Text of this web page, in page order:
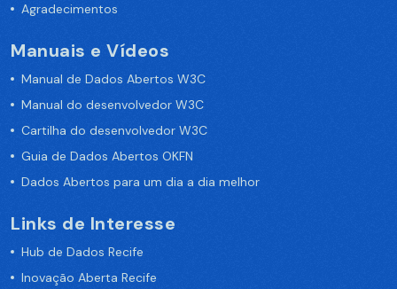
Agradecimentos
Manuais e Vídeos
Manual de Dados Abertos W3C
Manual do desenvolvedor W3C
Cartilha do desenvolvedor W3C
Guia de Dados Abertos OKFN
Dados Abertos para um dia a dia melhor
Links de Interesse
Hub de Dados Recife
Inovação Aberta Recife